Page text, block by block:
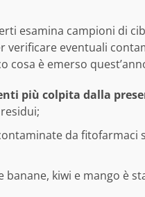
esamina campioni di
verificare eventuali
cosa è emerso
più colpita dalla
da fitofarmaci
banane, kiwi e mango è